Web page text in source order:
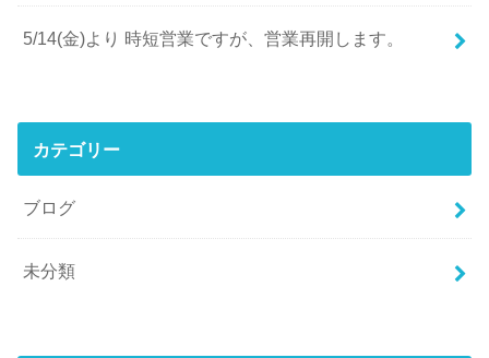
5/14(金)より 時短営業ですが、営業再開します。
カテゴリー
ブログ
未分類